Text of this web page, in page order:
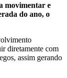
movimentar e
do ano, o
diretamente com
assim gerando